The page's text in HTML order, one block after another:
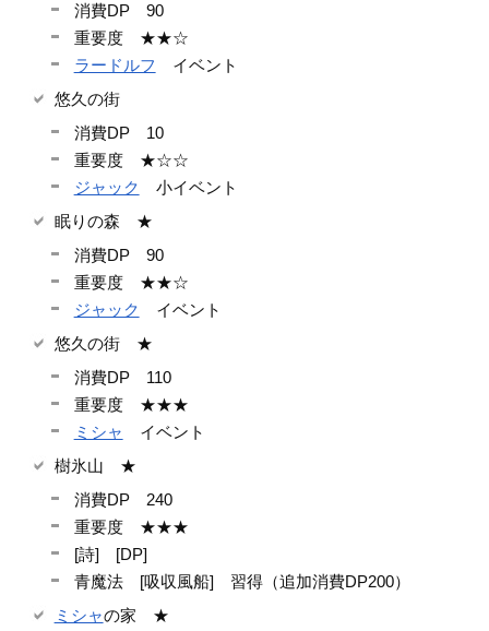
消費DP 90
重要度 ★★☆
ラードルフ イベント
悠久の街
消費DP 10
重要度 ★☆☆
ジャック 小イベント
眠りの森 ★
消費DP 90
重要度 ★★☆
ジャック イベント
悠久の街 ★
消費DP 110
重要度 ★★★
ミシャ イベント
樹氷山 ★
消費DP 240
重要度 ★★★
[詩] [DP]
青魔法 [吸収風船] 習得（追加消費DP200）
ミシャの家 ★